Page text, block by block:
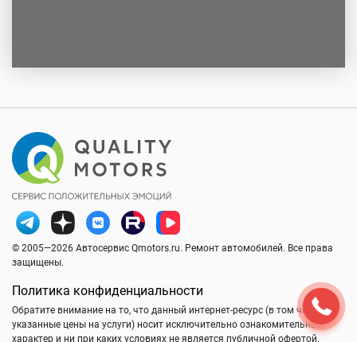
© 2005—2026 Автосервис Qmotors.ru. Ремонт автомобилей. Все права
защищены.
Политика конфиденциальности
Обратите внимание на то, что данный интернет-ресурс (в том числе
указанные цены на услуги) носит исключительно ознакомительный
характер и ни при каких условиях не является публичной офертой,